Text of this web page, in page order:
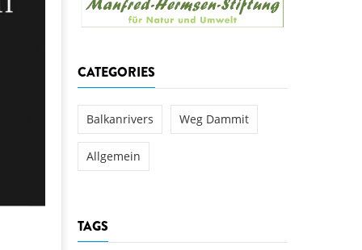
Ulog verursacht
für den Kamp: Aus für
CATEGORIES
Balkanrivers Weg Dammit
Allgemein
TAGS